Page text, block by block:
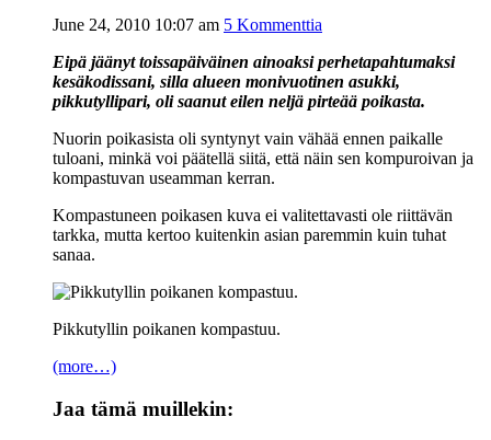
June 24, 2010 10:07 am 5 Kommenttia
Eipä jäänyt toissapäiväinen ainoaksi perhetapahtumaksi
kesäkodissani, silla alueen monivuotinen asukki,
pikkutyllipari, oli saanut eilen neljä pirteää poikasta.
Nuorin poikasista oli syntynyt vain vähää ennen paikalle
tuloani, minkä voi päätellä siitä, että näin sen kompuroivan ja
kompastuvan useamman kerran.
Kompastuneen poikasen kuva ei valitettavasti ole riittävän
tarkka, mutta kertoo kuitenkin asian paremmin kuin tuhat
sanaa.
Pikkutyllin poikanen kompastuu.
(more…)
Jaa tämä muillekin: